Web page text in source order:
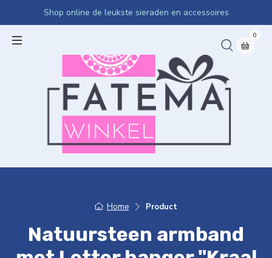
Shop online de leukste sieraden en accessoires
0
Home Product
Natuursteen armband